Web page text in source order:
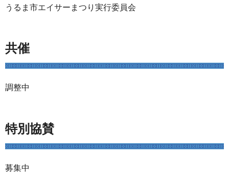
うるま市エイサーまつり実行委員会
共催
調整中
特別協賛
募集中